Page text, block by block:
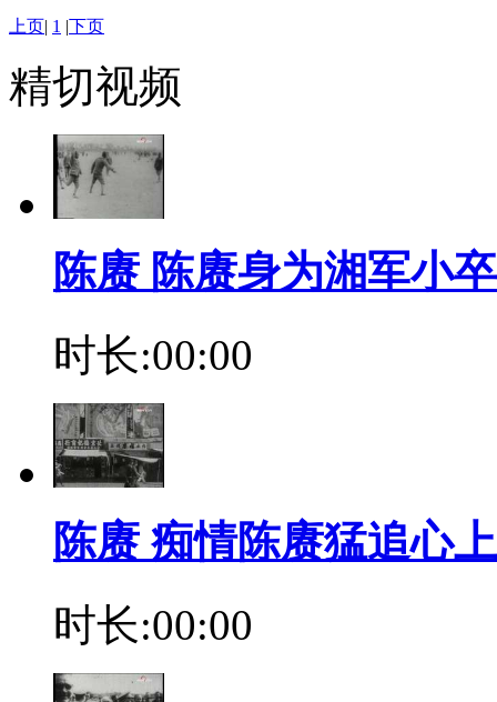
上页| 1 |下页
精切视频
陈赓 陈赓身为湘军小
时长:00:00
陈赓 痴情陈赓猛追心
时长:00:00